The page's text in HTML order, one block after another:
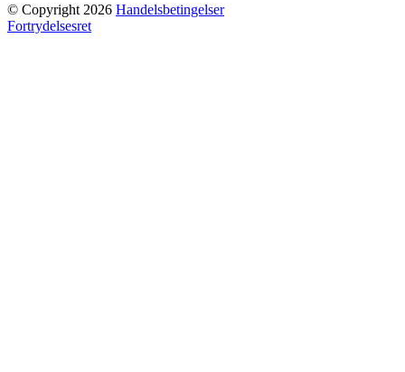
© Copyright 2026 Handelsbetingelser
Fortrydelsesret